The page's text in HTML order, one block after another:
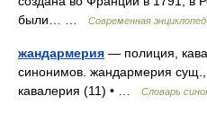
были… …
Современная
жандармерия — полиция,
синонимов. жандармерия сущ.,
кавалерия (11) • …
Словарь